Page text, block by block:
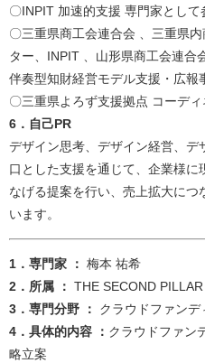
〇INPIT 加速的支援 専門家として
〇三重県商工会連合会 、三重県
ター、INPIT 、山形県商工会連合
伴奏型知財経営モデル支援・広
〇三重県よろず支援拠点 コーディ
6．自己PR
デザイン思考、デザイン経営、デ
口とした支援を通じて、企業様
なげる提案を行い、売上拡大に
います。​
​​1．専門家 ： 梅本 祐希
2．所属 ： THE SECOND PILLAR
3．専門分野 ：
クラウドファンデ
4．具体的内容 ： クラウドファン
略立案​